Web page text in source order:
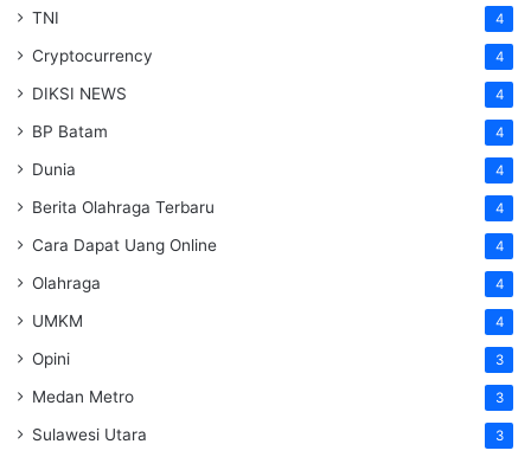
TNI 4
Cryptocurrency 4
DIKSI NEWS 4
BP Batam 4
Dunia 4
Berita Olahraga Terbaru 4
Cara Dapat Uang Online 4
Olahraga 4
UMKM 4
Opini 3
Medan Metro 3
Sulawesi Utara 3